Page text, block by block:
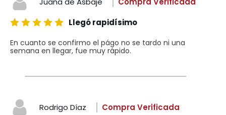
Llegó rapidísimo
En cuanto se confirmo el págo no se tardo ni una
semana en llegar, fue muy rápido.
Rodrigo Díaz
Compra Verificada